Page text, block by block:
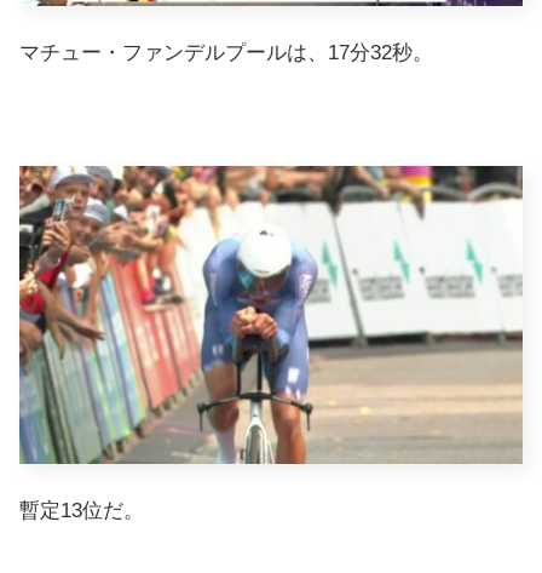
マチュー・ファンデルプールは、17分32秒。
暫定13位だ。